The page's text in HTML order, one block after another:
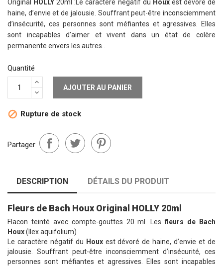
Original HOLLY 20ml :Le caractère négatif du Houxest dévoré de
haine, d’envie et de jalousie. Souffrant peut-être inconsciemment
d’insécurité, ces personnes sont méfiantes et agressives. Elles
sont incapables d’aimer et vivent dans un état de colère
permanente envers les autres..
Quantité
AJOUTER AU PANIER
 Rupture de stock
Partager
DESCRIPTION DÉTAILS DU PRODUIT
Fleurs de Bach Houx Original HOLLY 20ml
Flacon teinté avec compte-gouttes 20 ml. Lesfleurs de Bach
Houx(Ilex aquifolium)
Le caractère négatif du Houxest dévoré de haine, d’envie et de
jalousie. Souffrant peut-être inconsciemment d’insécurité, ces
personnes sont méfiantes et agressives. Elles sont incapables